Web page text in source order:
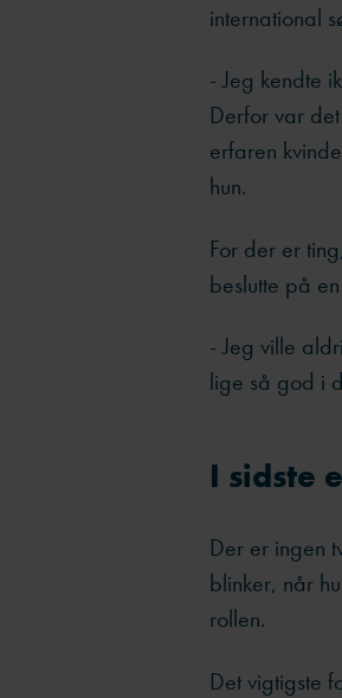
international
- Jeg kendte
Derfor var
erfaren
hun.
For der er
beslutte på
- Jeg ville
lige så god i
I sidste
Der er ingen
blinker, når
rollen.
Det vigtigste